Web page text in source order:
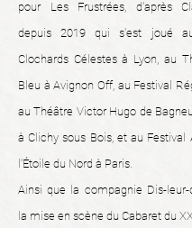
pour Les Frustrées, d'après
depuis 2019 qui s'est joué
Clochards Célestes à Lyon, au
Bleu à Avignon Off, au Festival
au Théâtre Victor Hugo de
à Clichy sous Bois, et au Festival
l'Étoile du Nord à Paris.
Ainsi que la compagnie Dis-
la mise en scène du Cabaret du